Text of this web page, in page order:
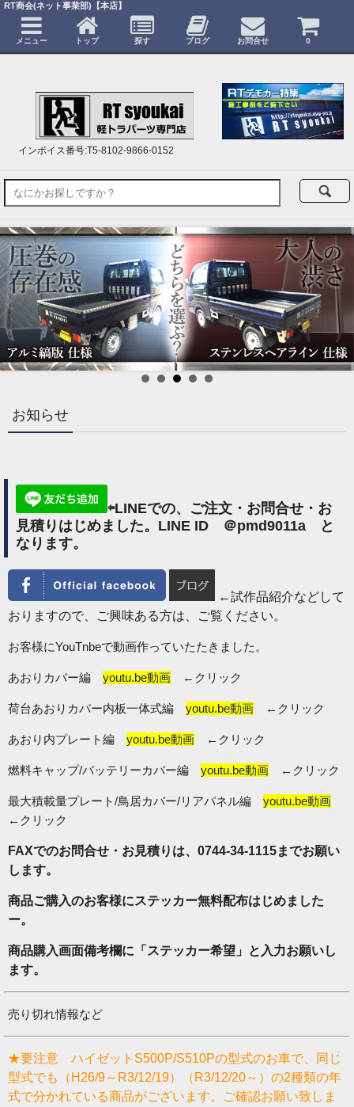
インボイス番号:T5-8102-9866-0152
お知らせ
⇦LINEでの、ご注文・お問合せ・お
見積りはじめました。LINE ID ＠pmd9011a と
なります。
←試作品紹介などして
おりますので、ご興味ある方は、ご覧ください。
お客様にYouTnbeで動画作っていたたきました。
あおりカバー編 youtu.be動画 ←クリック
荷台あおりカバー内板一体式編 youtu.be動画 ←クリック
あおり内プレート編 youtu.be動画 ←クリック
燃料キャップ/バッテリーカバー編 youtu.be動画 ←クリック
最大積載量プレート/鳥居カバー/リアパネル編 youtu.be動画
←クリック
FAXでのお問合せ・お見積りは、0744-34-1115までお願い
します。
商品ご購入のお客様にステッカー無料配布はじめました
ー。
商品購入画面備考欄に「ステッカー希望」と入力お願いし
ます。
売り切れ情報など
★要注意 ハイゼットS500P/S510Pの型式のお車で、同じ
型式でも（H26/9～R3/12/19）（R3/12/20～）の2種類の年
式で分かれている商品がございます。ご確認お願い致しま
RT商会(ネット事業部)【本店】
メニュー トップ 探す ブログ お問合せ 0